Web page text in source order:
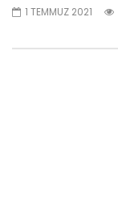
1 TEMMUZ 2021